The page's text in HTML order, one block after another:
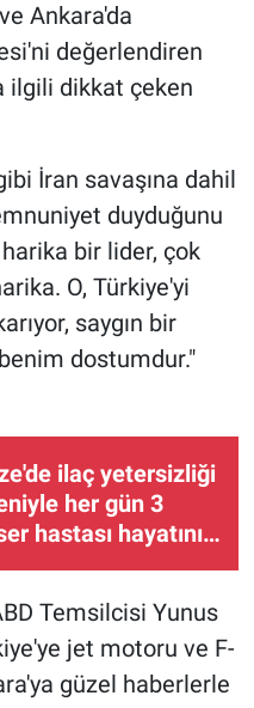
Ankara'da
değerlendiren
ilgili dikkat çeken
İran savaşına dahil
duyduğunu
bir lider, çok
O, Türkiye'yi
saygın bir
dostumdur."
ilaç yetersizliği
her gün 3
hastası hayatını
Temsilcisi Yunus
jet motoru ve F-
güzel haberlerle